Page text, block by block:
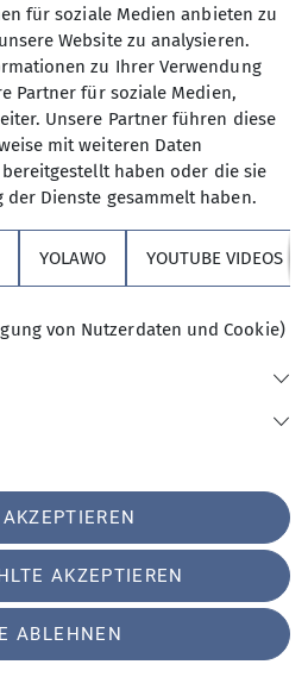
mich einverstanden, dass
eingegebenen
gesichert und zum Zweck
verarbeitet und
ist bekannt, dass ich
jederzeit wiederrufen
Alpenvereins e.V.
Datenschutz-Einstellungen
für soziale Medien anbieten zu
Website zu analysieren.
zu Ihrer Verwendung
Partner für soziale Medien,
Unsere Partner führen diese
mit weiteren Daten
haben oder die sie
Dienste gesammelt haben.
YOLAWO YOUTUBE VIDEOS
von Nutzerdaten und Cookie)
AKZEPTIEREN
ABLEHNEN